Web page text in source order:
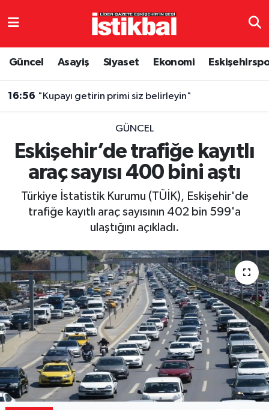
Güncel Asayiş Siyaset Ekonomi
16:56 "Kupayı getirin primi siz belirleyin"
GÜNCEL
Eskişehir’de trafiğe kayıtlı
araç sayısı 400 bini aştı
Türkiye İstatistik Kurumu (TÜİK), Eskişehir'de
trafiğe kayıtlı araç sayısının 402 bin 599'a
ulaştığını açıkladı.
Eskişehirspor
Spor
Eğitim
Sağlık
Yaşam
Resmi ilanlar
Eskişehir Nöbetçi Eczaneler
TFF 3.Lig 4.Grup Puan Durumu ve Fikstür
Tüm Manşetler
Son Dakika Haberleri
Haber Arşivi